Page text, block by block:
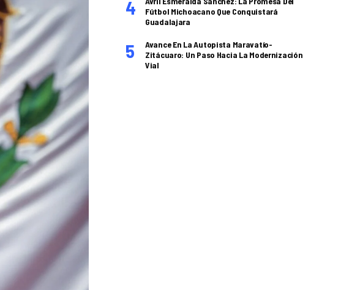
Fútbol Michoacano Que Conquistará
Guadalajara
Avance En La Autopista Maravatío-
Zitácuaro: Un Paso Hacia La Modernización
Vial